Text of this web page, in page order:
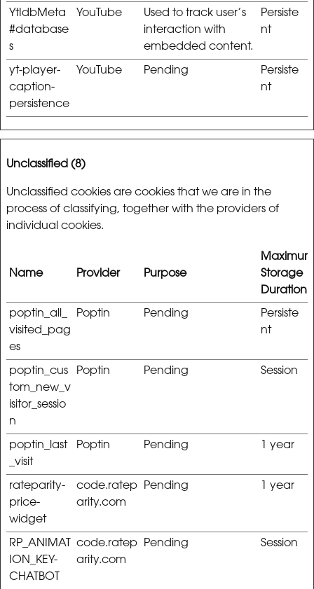
YtIdbMeta
#database
s
YouTube
Used to track user’s
interaction with
embedded content.
Persiste
nt
yt-player-
caption-
persistence
YouTube Pending
Persiste
nt
Unclassified (8)
Unclassified cookies are cookies that we are in the
process of classifying, together with the providers of
individual cookies.
Name Provider Purpose
Maximum
Storage
Duration
poptin_all_
visited_pag
es
Poptin Pending
Persiste
nt
poptin_cus
tom_new_v
isitor_sessio
n
Poptin Pending Session
poptin_last
_visit
Poptin Pending 1 year
rateparity-
price-
widget
code.ratep
arity.com
Pending 1 year
RP_ANIMAT
ION_KEY-
CHATBOT
code.ratep
arity.com
Pending Session